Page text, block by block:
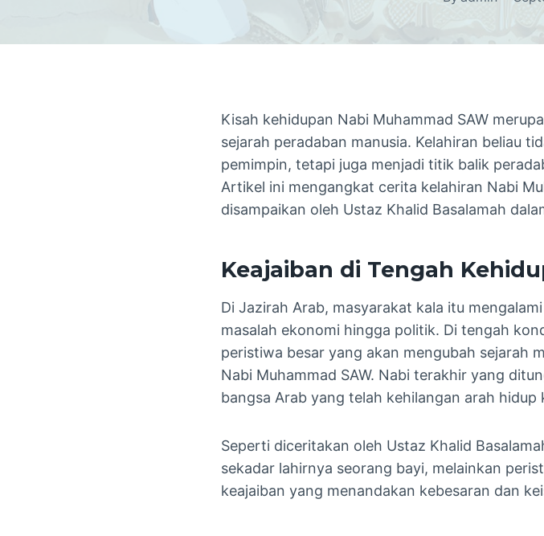
Kisah kehidupan Nabi Muhammad SAW
sejarah peradaban manusia. Kelahiran beliau
pemimpin, tetapi juga menjadi titik balik
Artikel ini mengangkat cerita kelahiran Nabi
disampaikan oleh Ustaz Khalid Basalamah
Keajaiban di Tengah
Di Jazirah Arab, masyarakat kala itu
masalah ekonomi hingga politik. Di tengah
peristiwa besar yang akan mengubah sejarah
Nabi Muhammad SAW. Nabi terakhir yang
bangsa Arab yang telah kehilangan arah
Seperti diceritakan oleh Ustaz Khalid
sekadar lahirnya seorang bayi, melainkan
keajaiban yang menandakan kebesaran dan